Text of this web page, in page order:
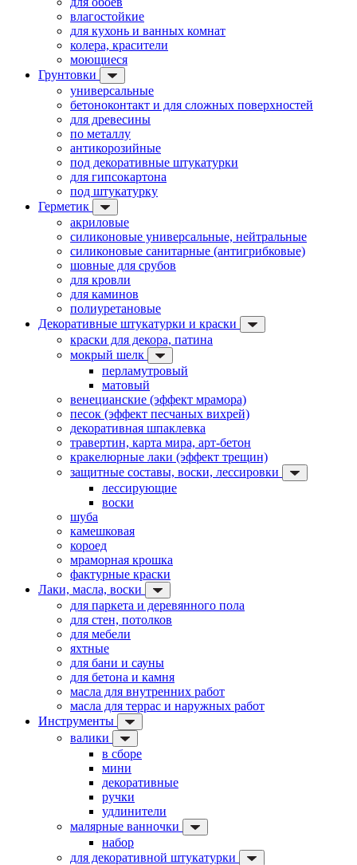
влагостойкие
для кухонь и ванных комнат
колера, красители
моющиеся
Грунтовки
универсальные
бетоноконтакт и для сложных поверхностей
для древесины
по металлу
антикорозийные
под декоративные штукатурки
для гипсокартона
под штукатурку
Герметик
акриловые
силиконовые универсальные, нейтральные
силиконовые санитарные (антигрибковые)
шовные для срубов
для кровли
для каминов
полиуретановые
Декоративные штукатурки и краски
краски для декора, патина
мокрый шелк
перламутровый
матовый
венецианские (эффект мрамора)
песок (эффект песчаных вихрей)
декоративная шпаклевка
травертин, карта мира, арт-бетон
кракелюрные лаки (эффект трещин)
защитные составы, воски, лессировки
лессирующие
воски
шуба
камешковая
короед
мраморная крошка
фактурные краски
Лаки, масла, воски
для паркета и деревянного пола
для стен, потолков
для мебели
яхтные
для бани и сауны
для бетона и камня
масла для внутренних работ
масла для террас и наружных работ
Инструменты
валики
в сборе
мини
декоративные
ручки
удлинители
малярные ванночки
набор
для декоративной штукатурки